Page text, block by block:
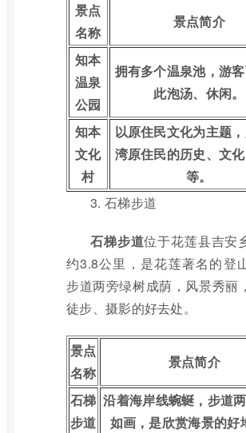
景点
名称
景点简介
知本
温泉
公园
拥有多个温泉池，游
此泡汤、休闲。
知本
文化
村
以原住民文化为主题
湾原住民的历史、文
等。
3. 石梯步道
石梯步道位于花莲县吉安
约3.8公里，是花莲著名的登
步道两旁绿树成荫，风景秀丽
徒步、摄影的好去处。
景点
名称
景点简介
石梯
步道
沿着海岸线蜿蜒，步道
如画，是欣赏海景的好